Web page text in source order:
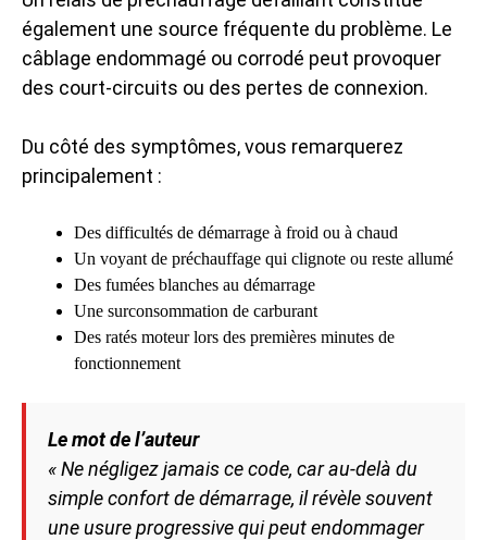
également une source fréquente du problème. Le
câblage endommagé ou corrodé peut provoquer
des court-circuits ou des pertes de connexion.
Du côté des symptômes, vous remarquerez
principalement :
Des difficultés de démarrage à froid ou à chaud
Un voyant de préchauffage qui clignote ou reste allumé
Des fumées blanches au démarrage
Une surconsommation de carburant
Des ratés moteur lors des premières minutes de
fonctionnement
Le mot de l’auteur
« Ne négligez jamais ce code, car au-delà du
simple confort de démarrage, il révèle souvent
une usure progressive qui peut endommager